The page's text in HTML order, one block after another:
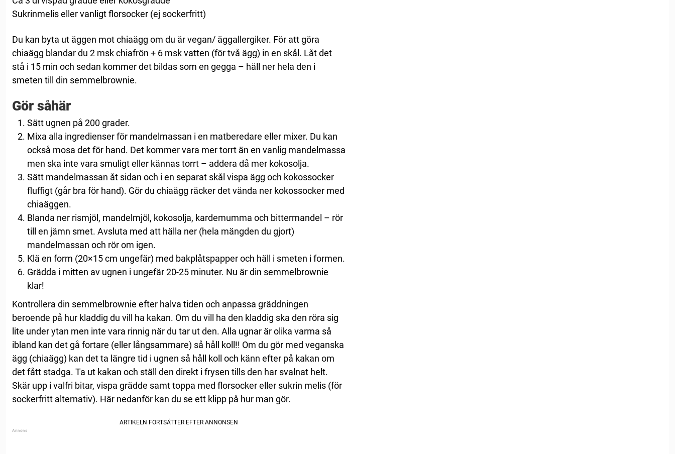
Sukrinmelis eller vanligt florsocker (ej sockerfritt)
Du kan byta ut äggen mot chiaägg om du är vegan/ äggallergiker. För att göra
chiaägg blandar du 2 msk chiafrön + 6 msk vatten (för två ägg) in en skål. Låt det
stå i 15 min och sedan kommer det bildas som en gegga – häll ner hela den i
smeten till din semmelbrownie.
Gör såhär
Sätt ugnen på 200 grader.
Mixa alla ingredienser för mandelmassan i en matberedare eller mixer. Du kan
också mosa det för hand. Det kommer vara mer torrt än en vanlig mandelmassa
men ska inte vara smuligt eller kännas torrt – addera då mer kokosolja.
Sätt mandelmassan åt sidan och i en separat skål vispa ägg och kokossocker
fluffigt (går bra för hand). Gör du chiaägg räcker det vända ner kokossocker med
chiaäggen.
Blanda ner rismjöl, mandelmjöl, kokosolja, kardemumma och bittermandel – rör
till en jämn smet. Avsluta med att hälla ner (hela mängden du gjort)
mandelmassan och rör om igen.
Klä en form (20×15 cm ungefär) med bakplåtspapper och häll i smeten i formen.
Grädda i mitten av ugnen i ungefär 20-25 minuter. Nu är din semmelbrownie
klar!
Kontrollera din semmelbrownie efter halva tiden och anpassa gräddningen
beroende på hur kladdig du vill ha kakan. Om du vill ha den kladdig ska den röra sig
lite under ytan men inte vara rinnig när du tar ut den. Alla ugnar är olika varma så
ibland kan det gå fortare (eller långsammare) så håll koll!! Om du gör med veganska
ägg (chiaägg) kan det ta längre tid i ugnen så håll koll och känn efter på kakan om
det fått stadga. Ta ut kakan och ställ den direkt i frysen tills den har svalnat helt.
Skär upp i valfri bitar, vispa grädde samt toppa med florsocker eller sukrin melis (för
sockerfritt alternativ). Här nedanför kan du se ett klipp på hur man gör.